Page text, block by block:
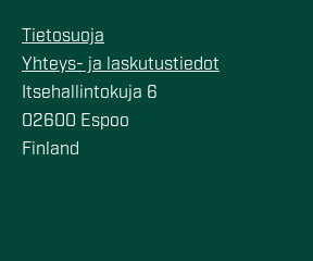
Tietosuoja
Yhteys- ja laskutustiedot
Itsehallintokuja 6
02600 Espoo
Finland